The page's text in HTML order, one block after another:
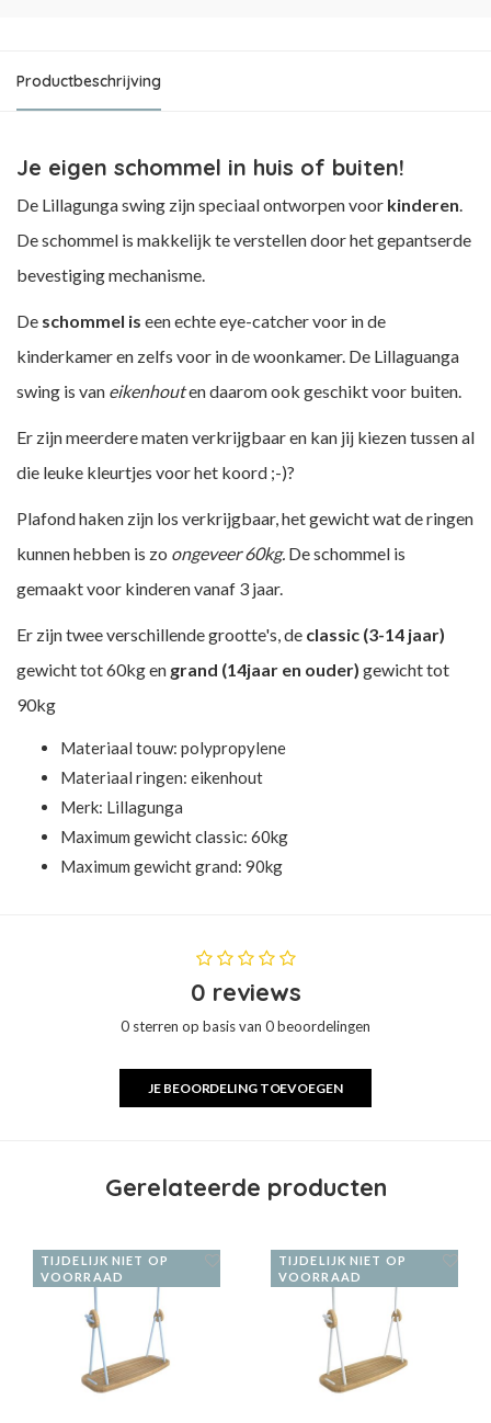
Productbeschrijving
Je eigen schommel in huis of buiten!
De Lillagunga swing zijn speciaal ontworpen voor kinderen.
De schommel is makkelijk te verstellen door het gepantserde
bevestiging mechanisme.
De schommel is een echte eye-catcher voor in de
kinderkamer en zelfs voor in de woonkamer. De Lillaguanga
swing is van eikenhouten daarom ook geschikt voor buiten.
Er zijn meerdere maten verkrijgbaar en kan jij kiezen tussen al
die leuke kleurtjes voor het koord ;-)?
Plafond haken zijn los verkrijgbaar, het gewicht wat de ringen
kunnen hebben is zo ongeveer 60kg. De schommel is
gemaakt voor kinderen vanaf 3 jaar.
Er zijn twee verschillende grootte's, de classic (3-14 jaar)
gewicht tot 60kg en grand (14jaar en ouder) gewicht tot
90kg
Materiaal touw: polypropylene
Materiaal ringen: eikenhout
Merk: Lillagunga
Maximum gewicht classic: 60kg
Maximum gewicht grand: 90kg
0 reviews
0 sterren op basis van 0 beoordelingen
JE BEOORDELING TOEVOEGEN
Gerelateerde producten
TIJDELIJK NIET OP
VOORRAAD
TIJDELIJK NIET OP
VOORRAAD